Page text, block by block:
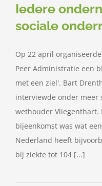
Iedere
sociale
Op 22 april
Peer Administratie een
met een ziel'. Bart
interviewde onder meer
wethouder Vliegenthart.
bijeenkomst was wat
Nederland heeft
bij ziekte tot 104 [...]